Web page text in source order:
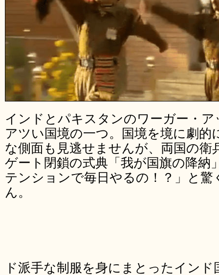
インドとパキスタンのワーガー・
アツい国境の一つ。国境を境に劇的
な側面も見逃せませんが、両国の衛
ゲート閉鎖の式典「我が国旗の降納
テンションで毎日やるの！？」と
ん。
ド派手な制服を身にまとったイン